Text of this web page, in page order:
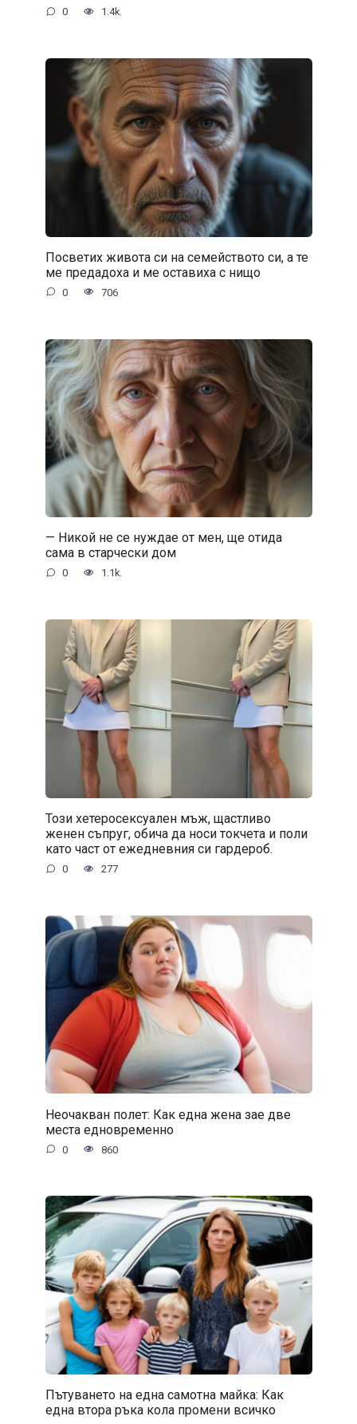
0 1.4k.
Посветих живота си на семейството си, а те
ме предадоха и ме оставиха с нищо
0 706
— Никой не се нуждае от мен, ще отида
сама в старчески дом
0 1.1k.
Този хетеросексуален мъж, щастливо
женен съпруг, обича да носи токчета и поли
като част от ежедневния си гардероб.
0 277
Неочакван полет: Как една жена зае две
места едновременно
0 860
Пътуването на една самотна майка: Как
една втора ръка кола промени всичко